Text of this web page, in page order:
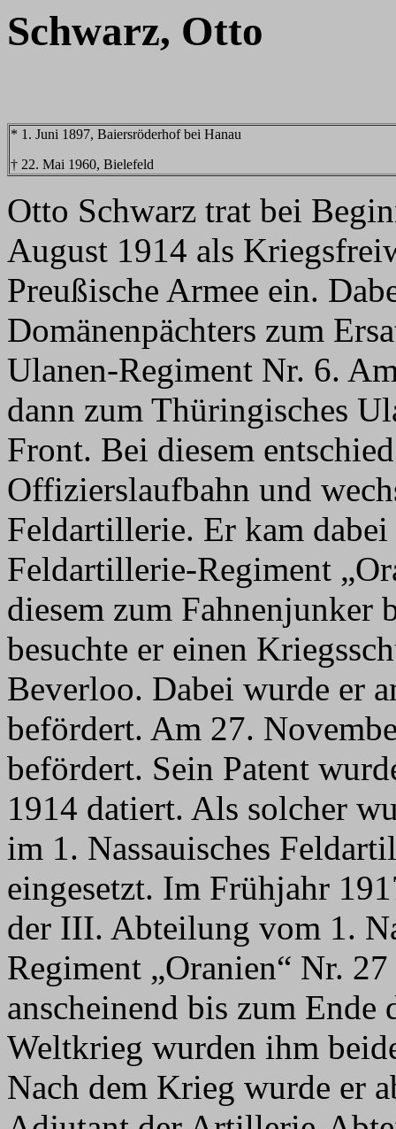
Schwarz, Otto
* 1. Juni 1897, Baiersröderhof bei Hanau
† 22. Mai 1960, Bielefeld
Otto Schwarz trat bei
August 1914 als
Preußische Armee ein.
Domänenpächters zum
Ulanen-Regiment Nr. 6.
dann zum Thüringisches
Front. Bei diesem
Offizierslaufbahn und
Feldartillerie. Er kam dabei
Feldartillerie-Regiment
diesem zum Fahnenjunker
besuchte er einen
Beverloo. Dabei wurde er
befördert. Am 27.
befördert. Sein Patent
1914 datiert. Als solcher
im 1. Nassauisches
eingesetzt. Im Frühjahr
der III. Abteilung vom 1.
Regiment „Oranien“ Nr.
anscheinend bis zum Ende
Weltkrieg wurden ihm
Nach dem Krieg wurde er